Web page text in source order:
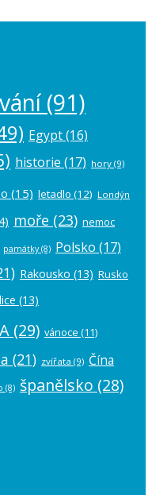
(91)
Egypt(16)
historie (17) hory (9)
(15) letadlo (12) Londýn
moře (23) nemoc
památky(8) Polsko (17)
Rakousko (13) Rusko
(13)
(29) vánoce (11)
(21) zvířata (9) Čína
(8) španělsko (28)